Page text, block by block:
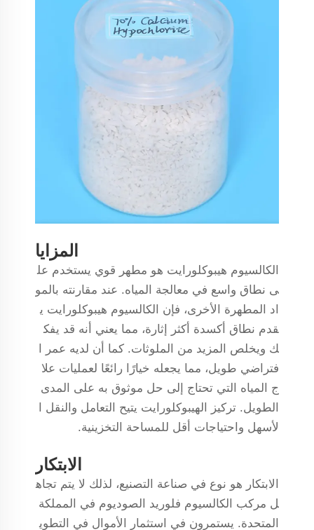
المزايا
الكالسيوم هيبوكلورايت هو مطهر قوي يستخدم عل
ى نطاق واسع في معالجة المياه. عند مقارنته بالمو
اد المطهرة الأخرى، فإن الكالسيوم هيبوكلورايت ي
قدم نطاق أكسدة أكثر إثارة، مما يعني أنه قد يفك
ك ويخلص المزيد من الملوثات. كما أن لديه عمر ا
فتراضي طويل، مما يجعله خيارًا رائعًا لعمليات علا
ج المياه التي تحتاج إلى حل موثوق به على المدى
الطويل. تركيز الهيبوكلورايت يتيح التعامل والنقل ا
لأسهل واحتياجات أقل للمساحة التخزينية.
الابتكار
الابتكار هو نوع في صناعة التصنيع، لذلك لا يتم تجاه
ل مركب الكالسيوم فلوريد الصوديوم في المملكة
المتحدة. يستمرون في استثمار الأموال في التطوي